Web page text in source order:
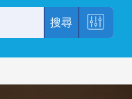
搜尋